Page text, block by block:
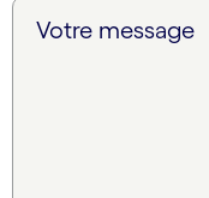
Votre message